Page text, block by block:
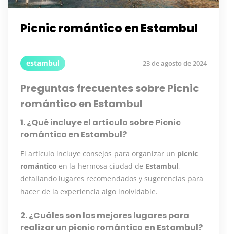
Picnic romántico en Estambul
estambul 23 de agosto de 2024
Preguntas frecuentes sobre Picnic
romántico en Estambul
1. ¿Qué incluye el artículo sobre Picnic
romántico en Estambul?
El artículo incluye consejos para organizar un picnic
romántico en la hermosa ciudad de Estambul,
detallando lugares recomendados y sugerencias para
hacer de la experiencia algo inolvidable.
2. ¿Cuáles son los mejores lugares para
realizar un picnic romántico en Estambul?